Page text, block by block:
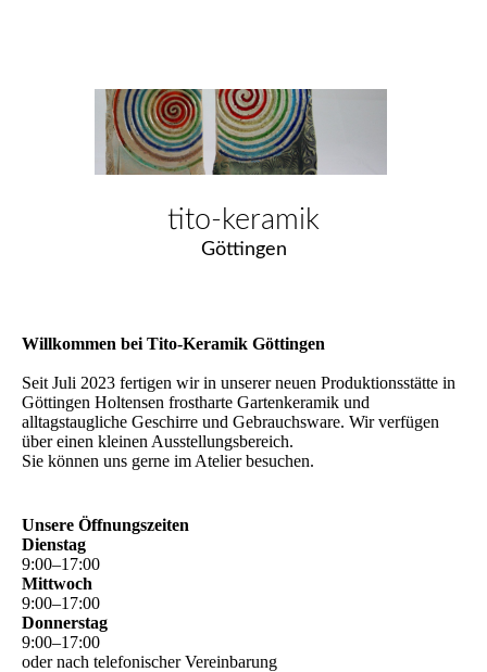
tito-keramik
Göttingen
Willkommen bei Tito-Keramik Göttingen
Seit Juli 2023 fertigen wir in unserer neuen Produktionsstätte in
Göttingen Holtensen frostharte Gartenkeramik und
alltagstaugliche Geschirre und Gebrauchsware. Wir verfügen
über einen kleinen Ausstellungsbereich.
Sie können uns gerne im Atelier besuchen.
Unsere Öffnungszeiten
Dienstag
9:00–17:00
Mittwoch
9:00–17:00
Donnerstag
9:00–17:00
oder nach telefonischer Vereinbarung